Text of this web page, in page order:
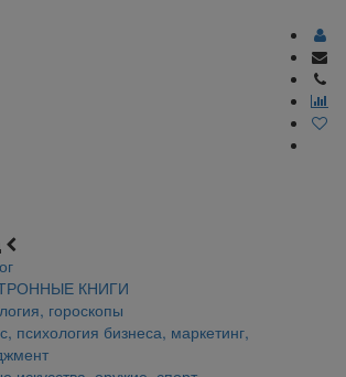
КНИГИ
гороскопы
психология бизнеса, маркетинг,